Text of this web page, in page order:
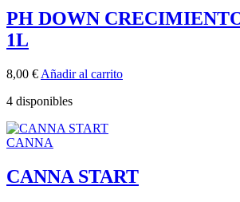
PH DOWN
1L
8,00 € Añadir al carrito
4 disponibles
CANNA
CANNA START